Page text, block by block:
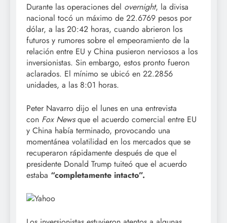
Durante las operaciones del overnight, la divisa
nacional tocó un máximo de 22.6769 pesos por
dólar, a las 20:42 horas, cuando abrieron los
futuros y rumores sobre el empeoramiento de la
relación entre EU y China pusieron nerviosos a los
inversionistas. Sin embargo, estos pronto fueron
aclarados. El mínimo se ubicó en 22.2856
unidades, a las 8:01 horas.
Peter Navarro dijo el lunes en una entrevista
con Fox Newsque el acuerdo comercial entre EU
y China había terminado, provocando una
momentánea volatilidad en los mercados que se
recuperaron rápidamente después de que el
presidente Donald Trump tuiteó que el acuerdo
estaba “completamente intacto”.